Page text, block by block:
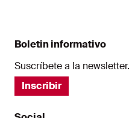
Boletin informativo
Suscríbete a la newsletter.
Inscribir